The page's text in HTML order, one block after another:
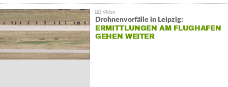
Drohnenvorfälle in Leipzig:
ERMITTLUNGEN AM FLUGHAFEN
GEHEN WEITER